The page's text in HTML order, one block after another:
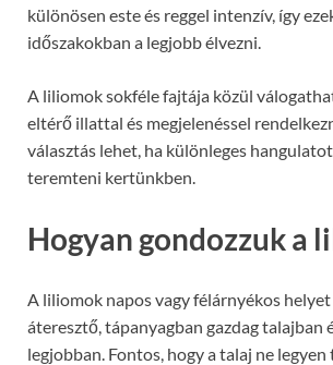
különösen este és reggel intenzív, így
időszakokban a legjobb élvezni.
A liliomok sokféle fajtája közül
eltérő illattal és megjelenéssel
választás lehet, ha különleges
teremteni kertünkben.
Hogyan gondozzuk a
A liliomok napos vagy félárnyékos
áteresztő, tápanyagban gazdag talajban
legjobban. Fontos, hogy a talaj ne legyen